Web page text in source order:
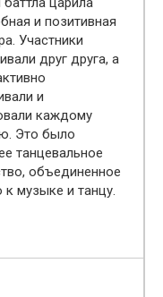
и позитивная
Участники
друг друга, а
и
каждому
Это было
танцевальное
объединенное
музыке и танцу.